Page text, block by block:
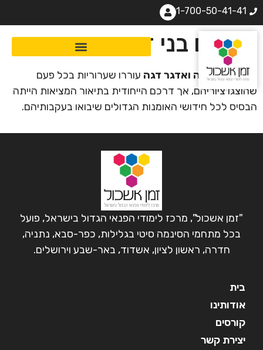
1-700-50-41-41
ציירים בני זמנם
אדוארד מאנה ואדגר דגה עוררו שערוריות בכל פעם
שהוצגו ציוריהם, אך דרכם הייחודית בתיאור המציאות הייתה
הבסיס לכל חידושי האומנות הגדולים שיבואו בעקבותיהם.
"זמן אשכול", מרכז לימודי הפנאי הגדול בישראל, פועל
בכל מתחמי הסינמה סיטי בגלילות, כפר-סבא, נתניה,
חדרה, ראשון לציון, אשדוד, באר-שבע וירושלים.
בית
אודותינו
קורסים
יצירת קשר